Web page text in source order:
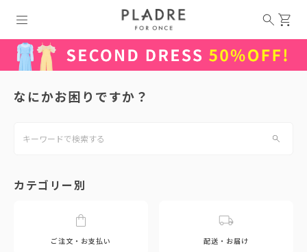
なにかお困りですか？
カテゴリー別
ご注文・お支払い 配送・お届け